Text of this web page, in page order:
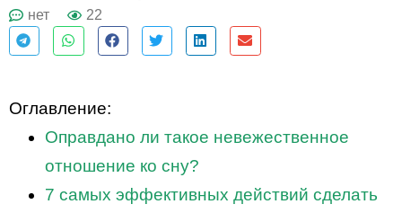
нет
22
Оглавление:
Оправдано ли такое невежественное
отношение ко сну?
7 самых эффективных действий сделать